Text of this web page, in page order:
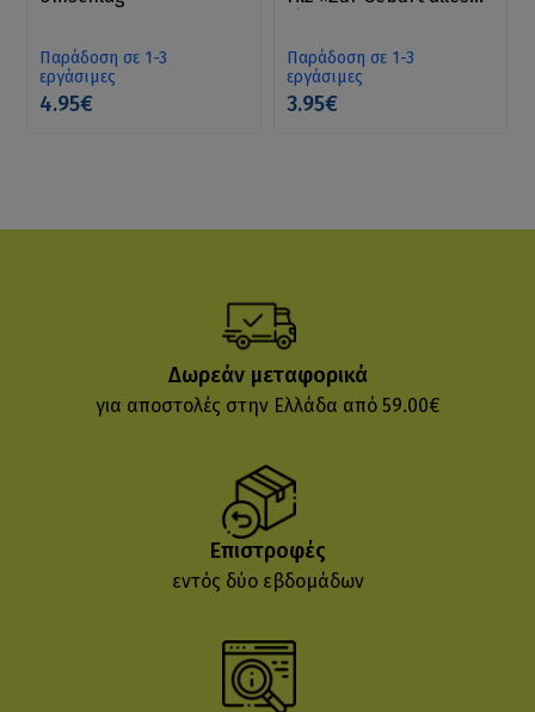
Παράδοση σε 1-3
εργάσιμες
4.95€
Παράδοση σε 1-3
εργάσιμες
3.95€
Δωρεάν μεταφορικά
για αποστολές στην Ελλάδα από 59.00€
Επιστροφές
εντός δύο εβδομάδων